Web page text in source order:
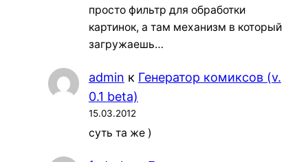
просто фильтр для обработки
картинок, а там механизм в который
загружаешь…
admin к Генератор комиксов (v.
0.1 beta)
15.03.2012
суть та же )